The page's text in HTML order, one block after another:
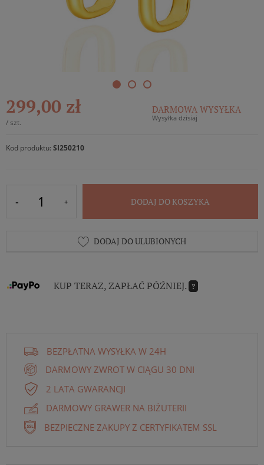
299,00 zł
/ szt.
DARMOWA WYSYŁKA
Wysyłka dzisiaj
Kod produktu: SI250210
DODAJ DO KOSZYKA
DODAJ DO ULUBIONYCH
KUP TERAZ, ZAPŁAĆ PÓŹNIEJ. ?
BEZPŁATNA WYSYŁKA W 24H
DARMOWY ZWROT W CIĄGU 30 DNI
2 LATA GWARANCJI
DARMOWY GRAWER NA BIŻUTERII
BEZPIECZNE ZAKUPY Z CERTYFIKATEM SSL